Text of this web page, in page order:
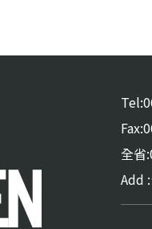
全省
Add